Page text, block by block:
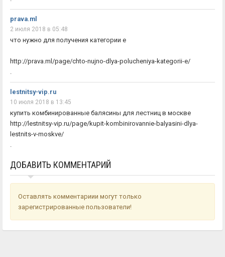
prava.ml
2 июля 2018 в 05:48
что нужно для получения категории е
http://prava.ml/page/chto-nujno-dlya-polucheniya-kategorii-e/
lestnitsy-vip.ru
10 июля 2018 в 13:45
купить комбинированные балясины для лестниц в москве
http://lestnitsy-vip.ru/page/kupit-kombinirovannie-balyasini-dlya-
lestnits-v-moskve/
ДОБАВИТЬ КОММЕНТАРИЙ
Оставлять комментариии могут только
зарегистрированные пользователи!